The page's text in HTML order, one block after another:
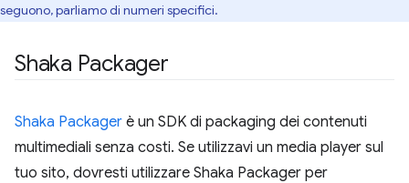
seguono, parliamo di numeri specifici.
Shaka Packager
Shaka Packager è un SDK di packaging dei contenuti
multimediali senza costi. Se utilizzavi un media player sul
tuo sito, dovresti utilizzare Shaka Packager per